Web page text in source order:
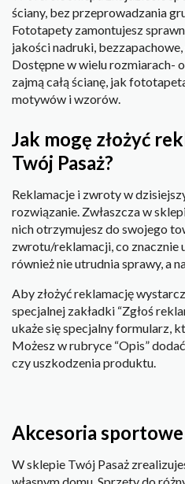
ściany, bez przeprowadzania
Fototapety zamontujesz
jakości nadruki, bezzapachowe,
Dostępne w wielu rozmiarach-
zajmą całą ścianę, jak
motywów i wzorów.
Jak mogę złożyć
Twój Pasaż?
Reklamacje i zwroty w
rozwiązanie. Zwłaszcza w
nich otrzymujesz do swojego
zwrotu/reklamacji, co znacznie
również nie utrudnia sprawy, a
Aby złożyć reklamację
specjalnej zakładki “Zgłoś
ukaże się specjalny formularz,
Możesz w rubryce “Opis”
czy uszkodzenia produktu.
Akcesoria sportowe
W sklepie Twój Pasaż
własnym domu. Sprzęty do